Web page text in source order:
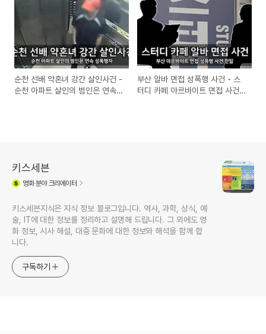
순천 선배 약혼녀 강간 살인사건 -
순천 아파트 살인의 범인은 연속
부산 알바 면접 성폭행 사건 - 스
터디 카페 아르바이트 면접 사건
키스세븐
영화분야 크리에이터
키스세븐지식은 지식 정보 블로그입니다. 역사, 과학, 상식, 예
술, IT에 대한 정보를 정리하고 설명해 드립니다. 그 외에도 영
화 정보, 시사 해설, 대중 문화에 대한 정보와 해석을 함께 합
니다.
구독하기